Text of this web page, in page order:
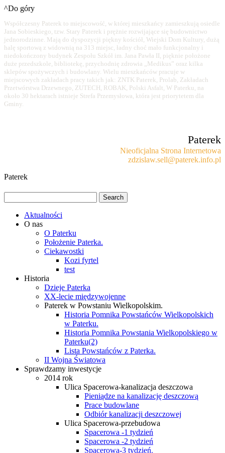
^Do góry
Współczesny Paterek to miejscowość, w której mieszkańcy zamieszkują osiedle
Jana Sobieskiego, tzw. Stary Paterek i prężnie rozwijające się budownictwo
jednorodzinne. Mają do dyspozycji piękny kościół, Wiejski Dom Kultury, dużą
halę sportową z widownią na 313 miejsc, ładny choć mało funkcjonalny i
niedokończony budynek Zespołu Szkół im. Jana Pawła II, pięknie położone
duże przedszkole, bibliotekę, przychodnię zdrowia „Medikus” oraz kilka
sklepów spożywczych i budowlany. Wielu mieszkańców pracuje w
miejscowych zakładach pracy takich jak: ZNTK Paterek, Prolab, Zakładach
Przetwórstwa Drzewnego, ZUTECH, ROBAK, Polski Asfalt, W Paterku, na
około 30 hektarach istnieje Strefa Przemysłowa, która jest priorytetem dla
Gminy.
Paterek
Nieoficjalna Strona Internetowa
zdzislaw.sell@paterek.info.pl
Paterek
Aktualności
O nas
O Paterku
Położenie Paterka.
Ciekawostki
Kozi fyrtel
test
Historia
Dzieje Paterka
XX-lecie międzywojenne
Paterek w Powstaniu Wielkopolskim.
Historia Pomnika Powstańców Wielkopolskich
w Paterku.
Historia Pomnika Powstania Wielkopolskiego w
Paterku(2)
Lista Powstańców z Paterka.
II Wojna Światowa
Sprawdzamy inwestycje
2014 rok
Ulica Spacerowa-kanalizacja deszczowa
Pieniądze na kanalizację deszczową
Prace budowlane
Odbiór kanalizacji deszczowej
Ulica Spacerowa-przebudowa
Spacerowa -1 tydzień
Spacerowa -2 tydzień
Spacerowa-3 tydzień.